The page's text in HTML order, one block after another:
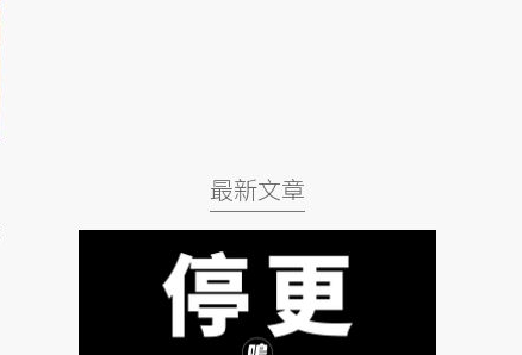
最新文章